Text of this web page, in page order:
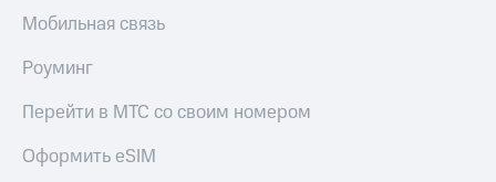
Мобильная связь
Роуминг
Перейти в МТС со своим номером
Оформить eSIM